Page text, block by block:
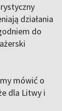
działania
do
mówić o
dla Litwy i